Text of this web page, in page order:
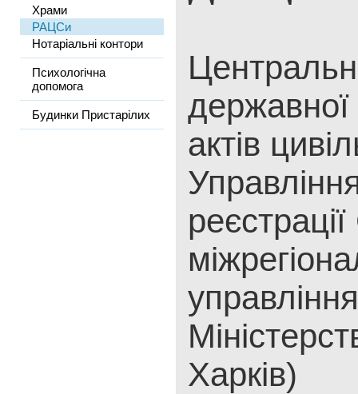
Храми
РАЦСи
Нотаріальні контори
Психологічна
допомога
Будинки Пристарілих
державної
актів
управління
Харків)